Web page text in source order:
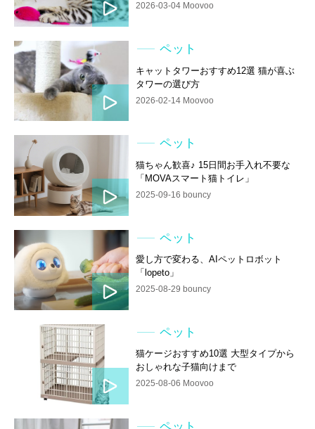
2026-03-04 Moovoo
ペット
キャットタワーおすすめ12選 猫が喜ぶ
タワーの選び方
2026-02-14 Moovoo
ペット
猫ちゃん歓喜♪ 15日間お手入れ不要な
「MOVAスマート猫トイレ」
2025-09-16 bouncy
ペット
愛し方で変わる、AIペットロボット
「lopeto」
2025-08-29 bouncy
ペット
猫ケージおすすめ10選 大型タイプから
おしゃれな子猫向けまで
2025-08-06 Moovoo